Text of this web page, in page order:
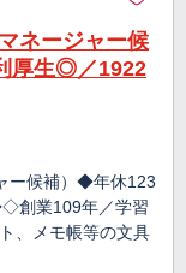
ネージャー候
厚生◎／1922
ー候補）◆年休123
創業109年／学習
、メモ帳等の文具